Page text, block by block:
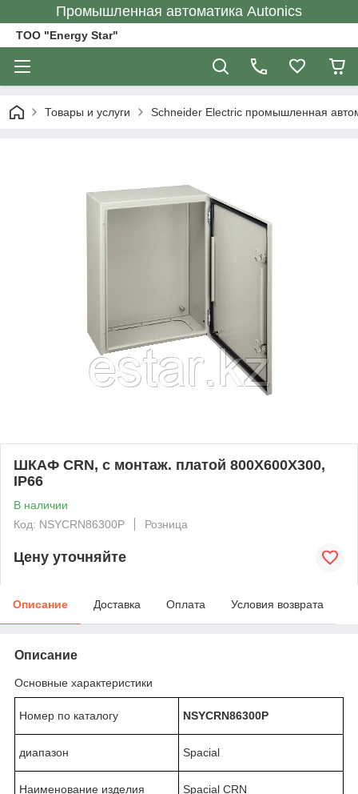
Промышленная автоматика Autonics
ТОО "Energy Star"
Товары и услуги Schneider Electric промышленная
ШКАФ CRN, с монтаж. платой 800Х600Х300,
IP66
В наличии
Код: NSYCRN86300P
Розница
Цену уточняйте
Описание Доставка Оплата Условия возврата
Описание
Основные характеристики
Номер по каталогу NSYCRN86300P
диапазон Spacial
Наименование изделия Spacial CRN